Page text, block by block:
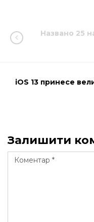
Названо 25
iOS 13 принесе
Залишити